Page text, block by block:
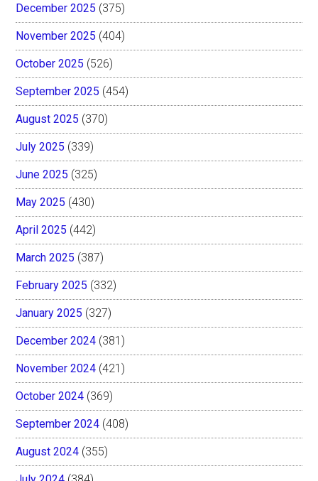
December 2025 (375)
November 2025 (404)
October 2025 (526)
September 2025 (454)
August 2025 (370)
July 2025 (339)
June 2025 (325)
May 2025 (430)
April 2025 (442)
March 2025 (387)
February 2025 (332)
January 2025 (327)
December 2024 (381)
November 2024 (421)
October 2024 (369)
September 2024 (408)
August 2024 (355)